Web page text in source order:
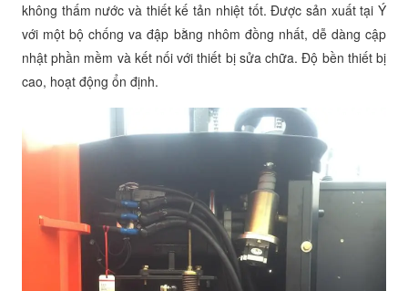
không thấm nước và thiết kế tản nhiệt tốt. Được sản xuất tại Ý
với một bộ chống va đập bằng nhôm đồng nhất, dễ dàng cập
nhật phần mềm và kết nối với thiết bị sửa chữa. Độ bền thiết bị
cao, hoạt động ổn định.